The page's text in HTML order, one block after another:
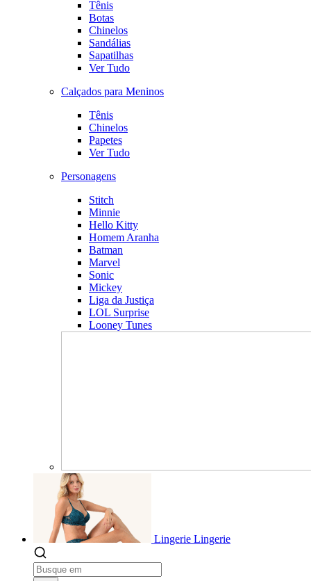
Tênis
Botas
Chinelos
Sandálias
Sapatilhas
Ver Tudo
Calçados para Meninos
Tênis
Chinelos
Papetes
Ver Tudo
Personagens
Stitch
Minnie
Hello Kitty
Homem Aranha
Batman
Marvel
Sonic
Mickey
Liga da Justiça
LOL Surprise
Looney Tunes
Lingerie Lingerie